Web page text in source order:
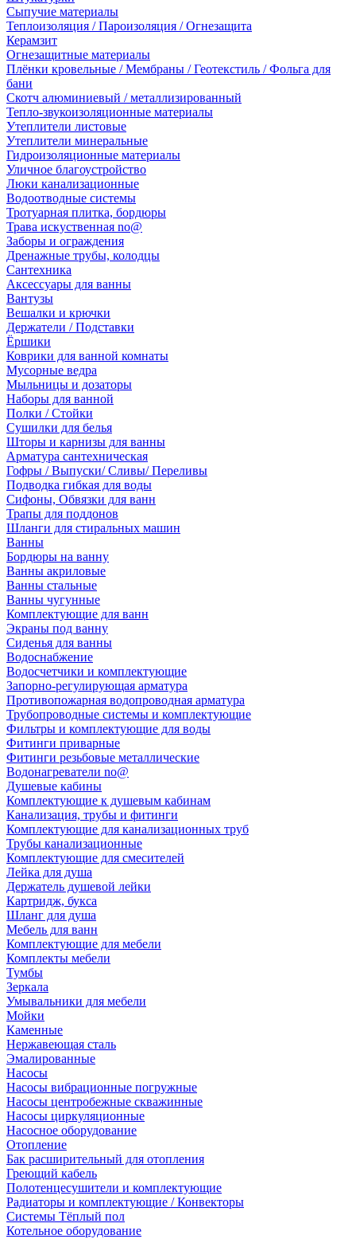
Сыпучие материалы
Теплоизоляция / Пароизоляция / Огнезащита
Керамзит
Огнезащитные материалы
Плёнки кровельные / Мембраны / Геотекстиль / Фольга для
бани
Скотч алюминиевый / металлизированный
Тепло-звукоизоляционные материалы
Утеплители листовые
Утеплители минеральные
Гидроизоляционные материалы
Уличное благоустройство
Люки канализационные
Водоотводные системы
Тротуарная плитка, бордюры
Трава искуственная no@
Заборы и ограждения
Дренажные трубы, колодцы
Сантехника
Аксессуары для ванны
Вантузы
Вешалки и крючки
Держатели / Подставки
Ёршики
Коврики для ванной комнаты
Мусорные ведра
Мыльницы и дозаторы
Наборы для ванной
Полки / Стойки
Сушилки для белья
Шторы и карнизы для ванны
Арматура сантехническая
Гофры / Выпуски/ Сливы/ Переливы
Подводка гибкая для воды
Сифоны, Обвязки для ванн
Трапы для поддонов
Шланги для стиральных машин
Ванны
Бордюры на ванну
Ванны акриловые
Ванны стальные
Ванны чугунные
Комплектующие для ванн
Экраны под ванну
Сиденья для ванны
Водоснабжение
Водосчетчики и комплектующие
Запорно-регулирующая арматура
Противопожарная водопроводная арматура
Трубопроводные системы и комплектующие
Фильтры и комплектующие для воды
Фитинги приварные
Фитинги резьбовые металлические
Водонагреватели no@
Душевые кабины
Комплектующие к душевым кабинам
Канализация, трубы и фитинги
Комплектующие для канализационных труб
Трубы канализационные
Комплектующие для смесителей
Лейка для душа
Держатель душевой лейки
Картридж, букса
Шланг для душа
Мебель для ванн
Комплектующие для мебели
Комплекты мебели
Тумбы
Зеркала
Умывальники для мебели
Мойки
Каменные
Нержавеющая сталь
Эмалированные
Насосы
Насосы вибрационные погружные
Насосы центробежные скважинные
Насосы циркуляционные
Насосное оборудование
Отопление
Бак расширительный для отопления
Греющий кабель
Полотенцесушители и комплектующие
Радиаторы и комплектующие / Конвекторы
Системы Тёплый пол
Котельное оборудование